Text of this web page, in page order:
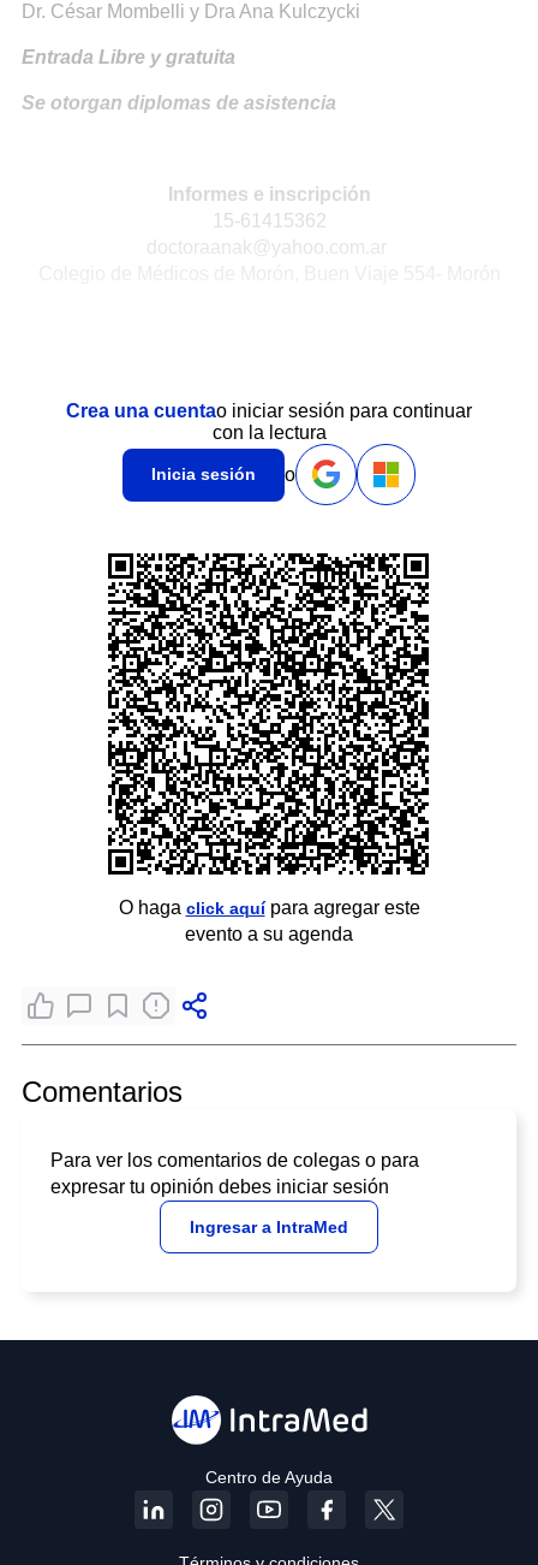
Dr. César Mombelli y Dra Ana Kulczycki
Entrada Libre y gratuita
Se otorgan diplomas de asistencia
Informes e inscripción
15-61415362
doctoraanak@yahoo.com.ar
Crea una cuentao iniciar sesión para continuar
con la lectura
Inicia sesión o
O haga click aquípara agregar este
evento a su agenda
Comentarios
Para ver los comentarios de colegas o para
expresar tu opinión debes iniciar sesión
Ingresar a IntraMed
Centro de Ayuda